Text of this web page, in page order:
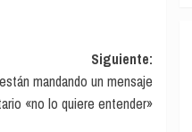
Siguiente:
mandando un mensaje
«no lo quiere entender»